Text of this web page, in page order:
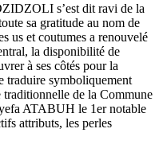
s’est dit ravi de la
sa gratitude au nom de
us et coutumes a renouvelé
la disponibilité de
à ses côtés pour la
traduire symboliquement
de la Commune
ATABUH le 1er notable
attributs, les perles